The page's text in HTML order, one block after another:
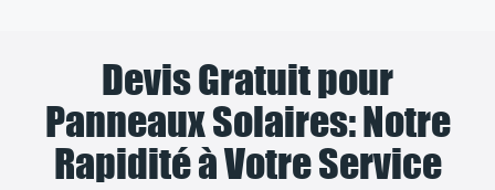
Devis Gratuit pour
Panneaux Solaires: Notre
Rapidité à Votre Service